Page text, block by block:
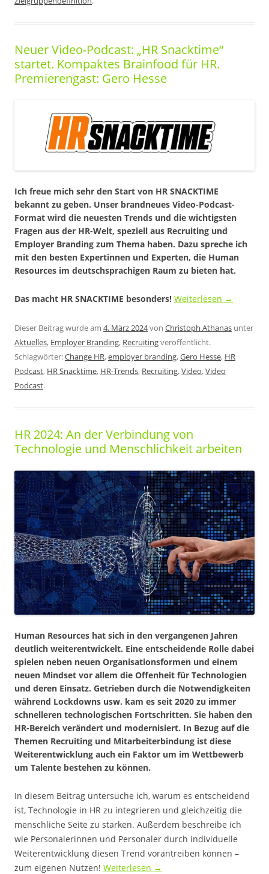
Neuer Video-Podcast: „HR Snacktime“
startet. Kompaktes Brainfood für HR.
Premierengast: Gero Hesse
Ich freue mich sehr den Start von HR SNACKTIME
bekannt zu geben. Unser brandneues Video-Podcast-
Format wird die neuesten Trends und die wichtigsten
Fragen aus der HR-Welt, speziell aus Recruiting und
Employer Branding zum Thema haben. Dazu spreche ich
mit den besten Expertinnen und Experten, die Human
Resources im deutschsprachigen Raum zu bieten hat.
Das macht HR SNACKTIME besonders! Weiterlesen →
Dieser Beitrag wurde am 4. März 2024von Christoph Athanas unter
Aktuelles, Employer Branding, Recruitingveröffentlicht.
Schlagwörter:Change HR,employer branding,Gero Hesse, HR
Podcast, HR Snacktime, HR-Trends, Recruiting,Video,Video
Podcast.
HR 2024: An der Verbindung von
Technologie und Menschlichkeit arbeiten
Human Resources hat sich in den vergangenen Jahren
deutlich weiterentwickelt. Eine entscheidende Rolle dabei
spielen neben neuen Organisationsformen und einem
neuen Mindset vor allem die Offenheit für Technologien
und deren Einsatz. Getrieben durch die Notwendigkeiten
während Lockdowns usw. kam es seit 2020 zu immer
schnelleren technologischen Fortschritten. Sie haben den
HR-Bereich verändert und modernisiert. In Bezug auf die
Themen Recruiting und Mitarbeiterbindung ist diese
Weiterentwicklung auch ein Faktor um im Wettbewerb
um Talente bestehen zu können.
In diesem Beitrag untersuche ich, warum es entscheidend
ist, Technologie in HR zu integrieren und gleichzeitig die
menschliche Seite zu stärken. Außerdem beschreibe ich
wie Personalerinnen und Personaler durch individuelle
Weiterentwicklung diesen Trend vorantreiben können –
zum eigenen Nutzen! Weiterlesen →